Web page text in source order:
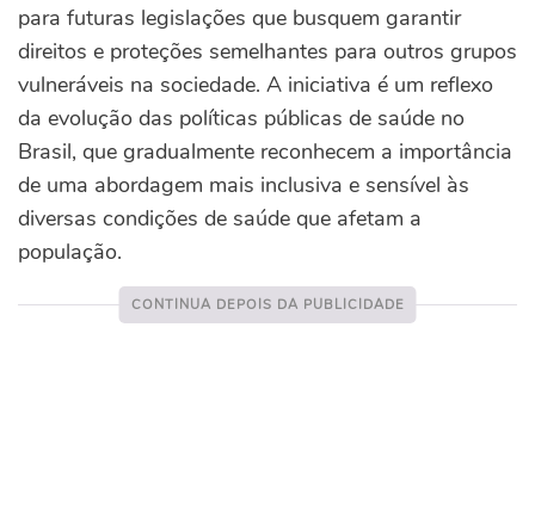
para futuras legislações que busquem garantir
direitos e proteções semelhantes para outros grupos
vulneráveis na sociedade. A iniciativa é um reflexo
da evolução das políticas públicas de saúde no
Brasil, que gradualmente reconhecem a importância
de uma abordagem mais inclusiva e sensível às
diversas condições de saúde que afetam a
população.